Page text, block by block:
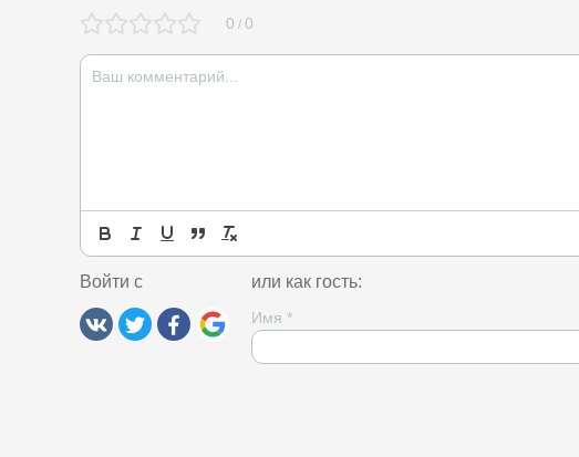
0 / 0
Войти с или как гость:
Имя *